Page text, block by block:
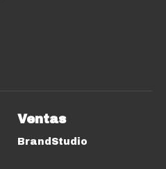
Ventas
BrandStudio